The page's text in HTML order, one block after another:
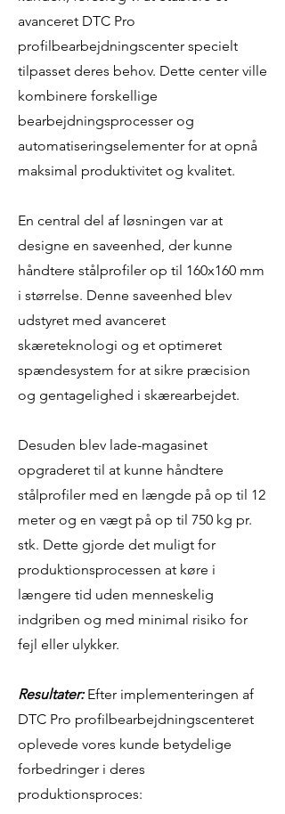
avanceret DTC Pro
profilbearbejdningscenter specielt
tilpasset deres behov. Dette center ville
kombinere forskellige
bearbejdningsprocesser og
automatiseringselementer for at opnå
maksimal produktivitet og kvalitet.
En central del af løsningen var at
designe en saveenhed, der kunne
håndtere stålprofiler op til 160x160 mm
i størrelse. Denne saveenhed blev
udstyret med avanceret
skæreteknologi og et optimeret
spændesystem for at sikre præcision
og gentagelighed i skærearbejdet.
Desuden blev lade-magasinet
opgraderet til at kunne håndtere
stålprofiler med en længde på op til 12
meter og en vægt på op til 750 kg pr.
stk. Dette gjorde det muligt for
produktionsprocessen at køre i
længere tid uden menneskelig
indgriben og med minimal risiko for
fejl eller ulykker.
Resultater:Efter implementeringen af
DTC Pro profilbearbejdningscenteret
oplevede vores kunde betydelige
forbedringer i deres
produktionsproces: